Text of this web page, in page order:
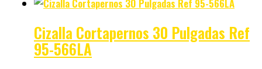
Cizalla Cortapernos 30 Pulgadas Ref
95-566LA